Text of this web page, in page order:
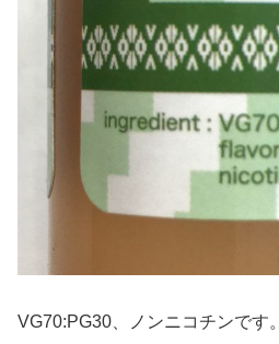
VG70:PG30、ノンニコチンです。